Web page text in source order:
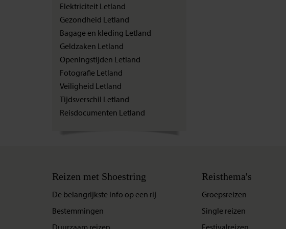
Elektriciteit Letland
Gezondheid Letland
Bagage en kleding Letland
Geldzaken Letland
Openingstijden Letland
Fotografie Letland
Veiligheid Letland
Tijdsverschil Letland
Reisdocumenten Letland
Reizen met Shoestring
De belangrijkste info op een rij
Bestemmingen
Duurzaam reizen
Reisthema's
Groepsreizen
Single reizen
Festivalreizen